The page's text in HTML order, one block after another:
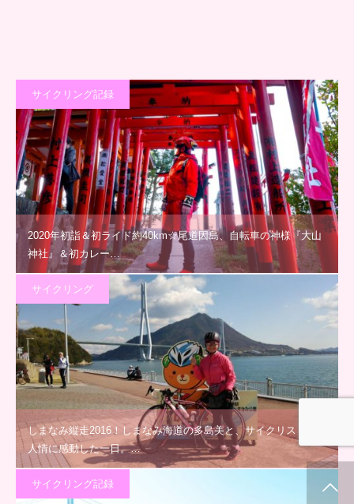
サイクリング記録
2020年初詣＆初ライド約40km☆尾道因島、自転車の神様『大山
神社』＆初カレー…
サイクリング
しまなみ縦走2016！しまなみ海道の多島美と、サイクリストの
人情に感動した一日。…
サイクリング記録
お問合せ